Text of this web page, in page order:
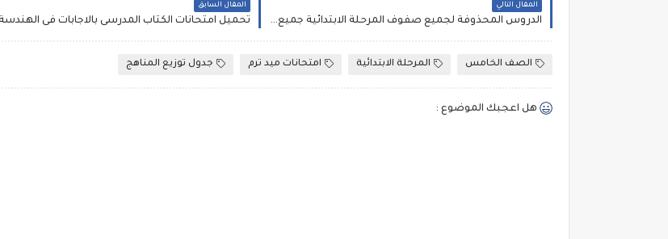
المقال التالي
الدروس المحذوفة لجميع صفوف المرحلة الابتدائية جميع المواد الترم الثاني 2017
المقال السابق
الصف الخامس المرحلة الابتدائية امتحانات ميد ترم جدول توزيع المناهج
هل اعجبك الموضوع :